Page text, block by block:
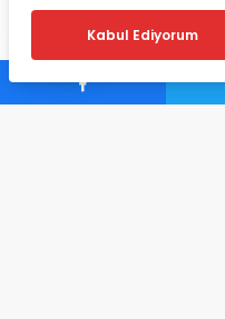
admin tarafından
Haziran 29, 2020
Kabul Ediyorum